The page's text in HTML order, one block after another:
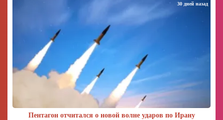
Пентагон отчитался о новой волне ударов по Ирану
30 дней назад